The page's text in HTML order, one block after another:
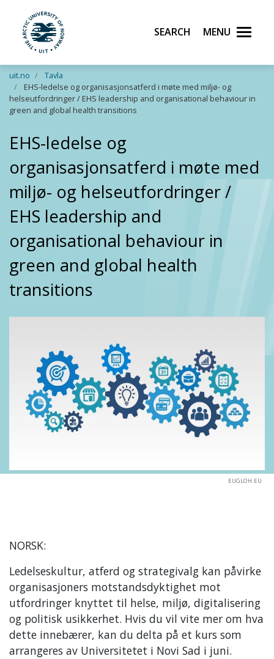
Skip to main content
UiT The Arctic University of Norway
Search Menu
uit.no
Tavla
EHS-ledelse og organisasjonsatferd i møte med miljø- og
helseutfordringer / EHS leadership and organisational behaviour in
green and global health transitions
EHS-ledelse og
organisasjonsatferd i møte med
miljø- og helseutfordringer /
EHS leadership and
organisational behaviour in
green and global health
transitions
EUGLOH.EU
NORSK:
Ledelseskultur, atferd og strategivalg kan påvirke
organisasjoners motstandsdyktighet mot
utfordringer knyttet til helse, miljø, digitalisering
og politisk usikkerhet. Hvis du vil vite mer om hva
dette innebærer, kan du delta på et kurs som
arrangeres av Universitetet i Novi Sad i juni.